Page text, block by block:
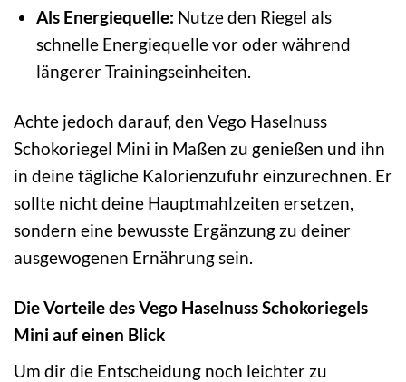
Als Energiequelle: Nutze den Riegel als
schnelle Energiequelle vor oder während
längerer Trainingseinheiten.
Achte jedoch darauf, den Vego Haselnuss
Schokoriegel Mini in Maßen zu genießen und ihn
in deine tägliche Kalorienzufuhr einzurechnen. Er
sollte nicht deine Hauptmahlzeiten ersetzen,
sondern eine bewusste Ergänzung zu deiner
ausgewogenen Ernährung sein.
Die Vorteile des Vego Haselnuss Schokoriegels
Mini auf einen Blick
Um dir die Entscheidung noch leichter zu